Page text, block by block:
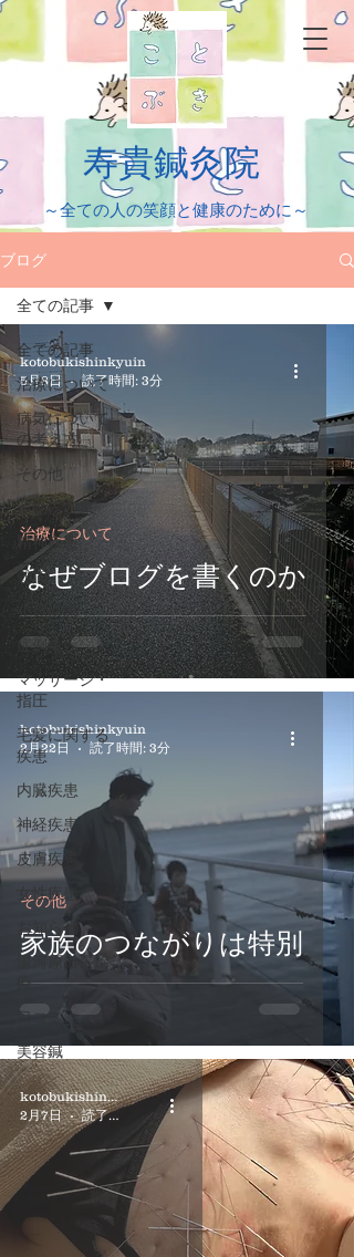
​寿貴鍼灸院
​～全ての人の笑顔と健康のために～
ブログ
全ての記事
治療について
病気について
の考え方
その他
運動器疾患
精神疾患
難病
小児疾患
症例集
マッサージ・
指圧
毛髪に関する
疾患
内臓疾患
神経疾患
皮膚疾患
女性疾患
お知らせ
湯河原出張治
療
口コミ
美容鍼
全ての記事
なぜブログを書くのか
治療について
kotobukishinkyuin
5月8日
読了時間: 3分
家族のつながりは特別
その他
kotobukishinkyuin
2月22日
読了時間: 3分
kotobukishinkyuin
2月7日
読了時間: 3分